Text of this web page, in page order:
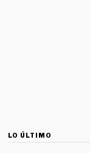
LO ÚLTIMO